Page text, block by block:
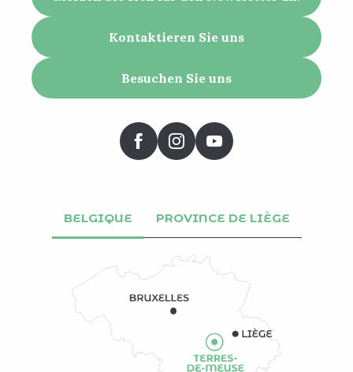
Kontaktieren Sie uns
Besuchen Sie uns
BELGIQUE PROVINCE DE LIÈGE